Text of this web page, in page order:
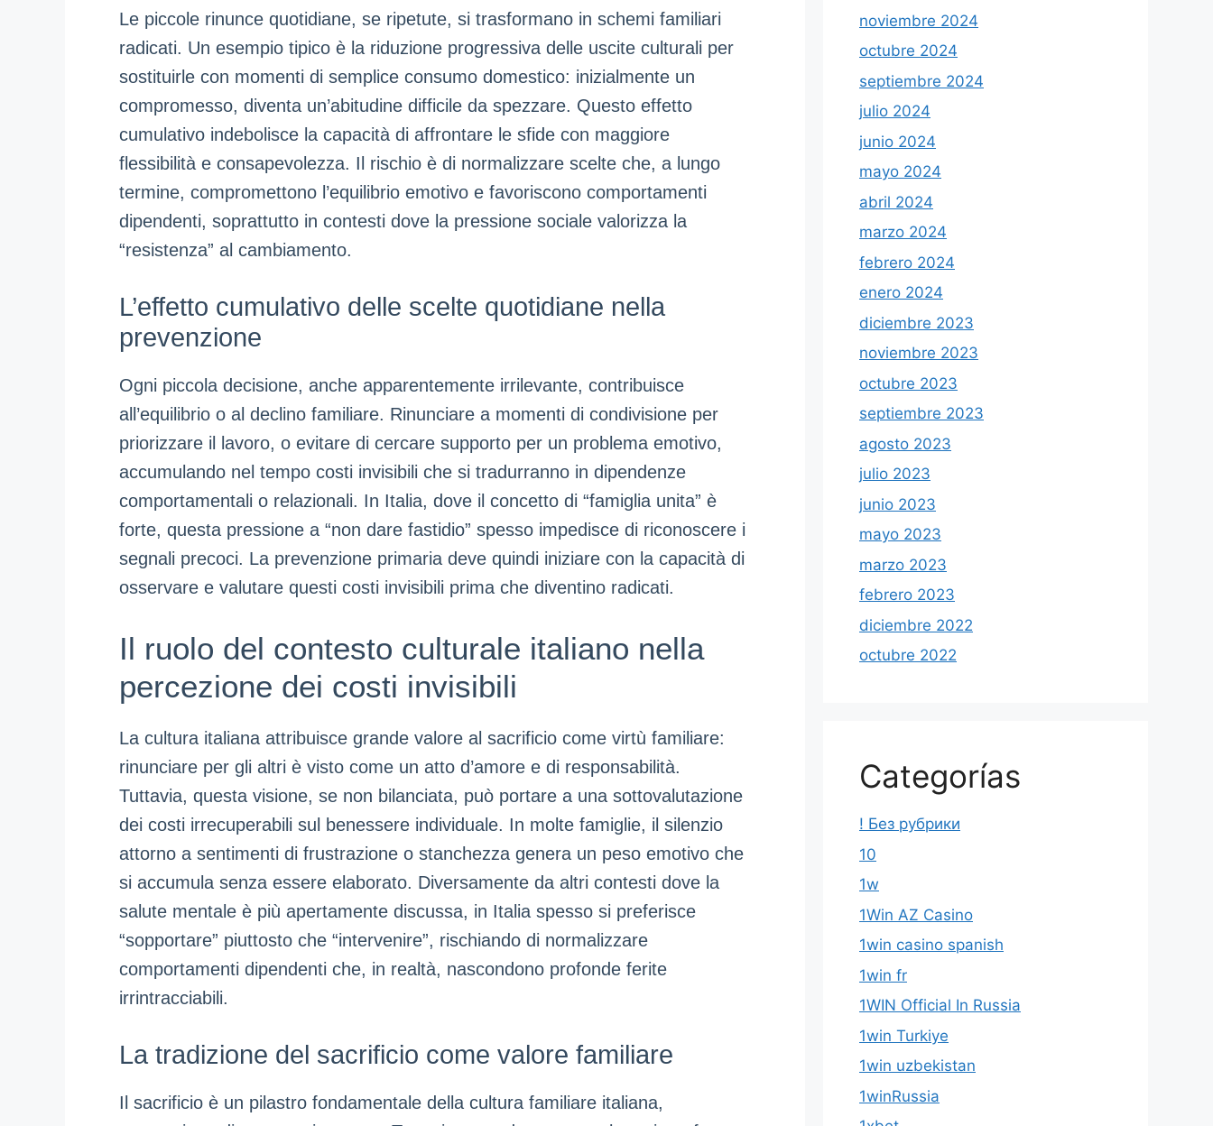
Le piccole rinunce quotidiane, se ripetute, si trasformano in schemi familiari
radicati. Un esempio tipico è la riduzione progressiva delle uscite culturali per
sostituirle con momenti di semplice consumo domestico: inizialmente un
compromesso, diventa un’abitudine difficile da spezzare. Questo effetto
cumulativo indebolisce la capacità di affrontare le sfide con maggiore
flessibilità e consapevolezza. Il rischio è di normalizzare scelte che, a lungo
termine, compromettono l’equilibrio emotivo e favoriscono comportamenti
dipendenti, soprattutto in contesti dove la pressione sociale valorizza la
“resistenza” al cambiamento.
L’effetto cumulativo delle scelte quotidiane nella
prevenzione
Ogni piccola decisione, anche apparentemente irrilevante, contribuisce
all’equilibrio o al declino familiare. Rinunciare a momenti di condivisione per
priorizzare il lavoro, o evitare di cercare supporto per un problema emotivo,
accumulando nel tempo costi invisibili che si tradurranno in dipendenze
comportamentali o relazionali. In Italia, dove il concetto di “famiglia unita” è
forte, questa pressione a “non dare fastidio” spesso impedisce di riconoscere i
segnali precoci. La prevenzione primaria deve quindi iniziare con la capacità di
osservare e valutare questi costi invisibili prima che diventino radicati.
Il ruolo del contesto culturale italiano nella
percezione dei costi invisibili
La cultura italiana attribuisce grande valore al sacrificio come virtù familiare:
rinunciare per gli altri è visto come un atto d’amore e di responsabilità.
Tuttavia, questa visione, se non bilanciata, può portare a una sottovalutazione
dei costi irrecuperabili sul benessere individuale. In molte famiglie, il silenzio
attorno a sentimenti di frustrazione o stanchezza genera un peso emotivo che
si accumula senza essere elaborato. Diversamente da altri contesti dove la
salute mentale è più apertamente discussa, in Italia spesso si preferisce
“sopportare” piuttosto che “intervenire”, rischiando di normalizzare
comportamenti dipendenti che, in realtà, nascondono profonde ferite
irrintracciabili.
La tradizione del sacrificio come valore familiare
Il sacrificio è un pilastro fondamentale della cultura familiare italiana,
noviembre 2024
octubre 2024
septiembre 2024
julio 2024
junio 2024
mayo 2024
abril 2024
marzo 2024
febrero 2024
enero 2024
diciembre 2023
noviembre 2023
octubre 2023
septiembre 2023
agosto 2023
julio 2023
junio 2023
mayo 2023
marzo 2023
febrero 2023
diciembre 2022
octubre 2022
Categorías
! Без рубрики
10
1w
1Win AZ Casino
1win casino spanish
1win fr
1WIN Official In Russia
1win Turkiye
1win uzbekistan
1winRussia